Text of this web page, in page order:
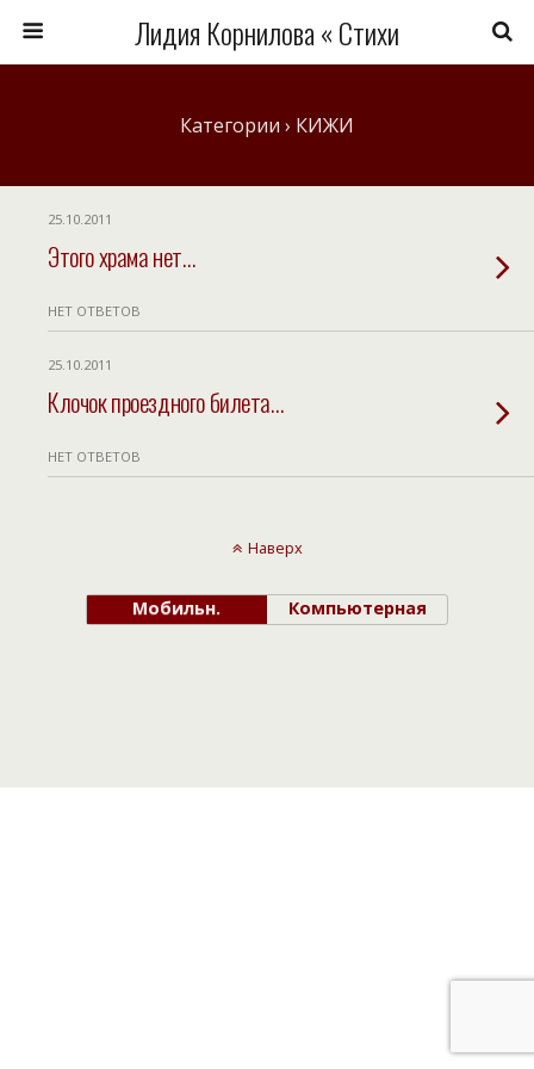
Лидия Корнилова « Стихи
Категории › КИЖИ
25.10.2011
Этого храма нет…
НЕТ ОТВЕТОВ
25.10.2011
Клочок проездного билета…
НЕТ ОТВЕТОВ
Наверх
Мобильн. Компьютерная